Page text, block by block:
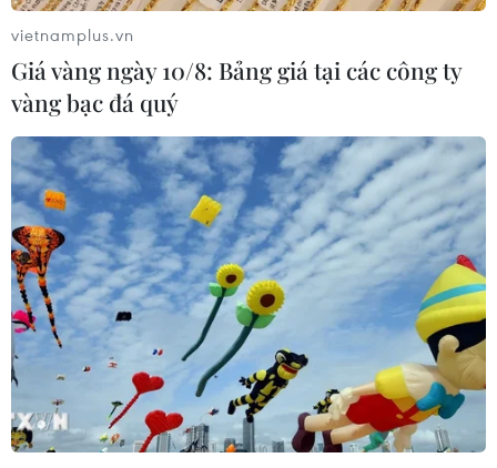
TIN CÙNG CHUYÊN MỤC
Châu Âu sẽ chứng kiến nhật thực
toàn phần hiếm có vào ngày 12/8
10/08/2026 04:35
vietnamplus.vn
Giá vàng ngày 10/8: Bảng giá tại các công ty
vàng bạc đá quý